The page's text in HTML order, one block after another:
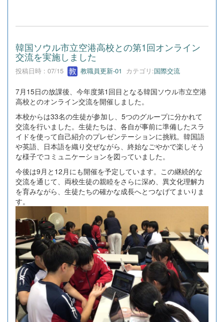
韓国ソウル市立空港高校との第1回オンライン
交流を実施しました
投稿日時 : 07/15 教職員更新-01 カテゴリ:国際交流
7月15日の放課後、今年度第1回目となる韓国ソウル市立空港
高校とのオンライン交流を開催しました。
本校からは33名の生徒が参加し、5つのグループに分かれて
交流を行いました。生徒たちは、各自が事前に準備したスラ
イドを使って自己紹介のプレゼンテーションに挑戦。韓国語
や英語、日本語を織り交ぜながら、終始なごやかで楽しそう
な様子でコミュニケーションを図っていました。
今後は9月と12月にも開催を予定しています。この継続的な
交流を通じて、両校生徒の親睦をさらに深め、異文化理解力
を育みながら、生徒たちの確かな成長へとつなげてまいりま
す。